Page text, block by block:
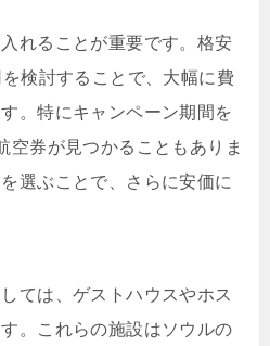
れることが重要です。格安
検討することで、大幅に費
。特にキャンペーン期間を
空券が見つかることもありま
選ぶことで、さらに安価に
ては、ゲストハウスやホス
。これらの施設はソウルの